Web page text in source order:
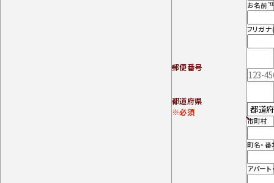
お名前 *
フリガ
郵便番号
都道府県
※必須
市町村
町名・
アパート